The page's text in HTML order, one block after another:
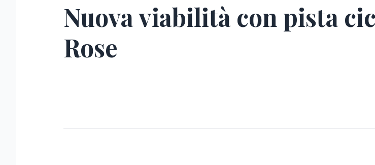
Nuova viabilità con pista
Rose